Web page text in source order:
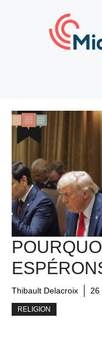
Thibault Delacroix 26
RELIGION